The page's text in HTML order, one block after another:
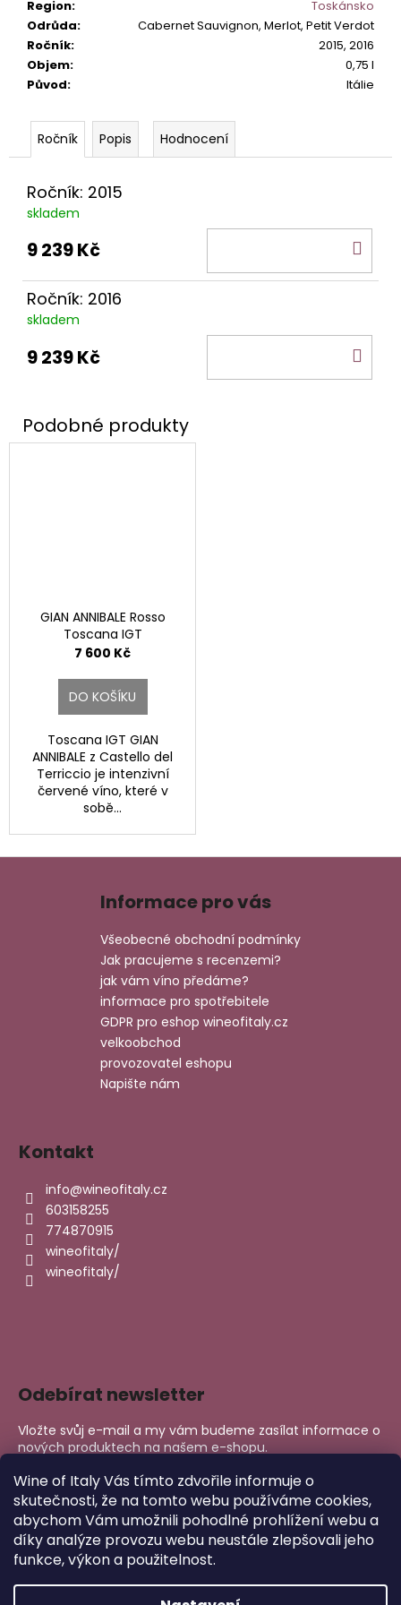
Wine of Italy Vás tímto zdvořile informuje o
skutečnosti, že na tomto webu používáme cookies,
abychom Vám umožnili pohodlné prohlížení webu a
díky analýze provozu webu neustále zlepšovali jeho
funkce, výkon a použitelnost.
Region:
Toskánsko
Odrůda:
Cabernet Sauvignon, Merlot, Petit Verdot
Ročník:
2015, 2016
Objem:
0,75 l
Původ: Itálie
Popis Hodnocení
Ročník: 2015
skladem
9 239 Kč
Ročník: 2016
skladem
9 239 Kč
GIAN ANNIBALE Rosso
Toscana IGT
7 600 Kč
DO KOŠÍKU
Toscana IGT GIAN
ANNIBALE z Castello del
Terriccio je intenzivní
červené víno, které v
sobě...
u
e
m
PINOT
LA
BASTARDA
IGT
242
Kč
Z
Informace pro vás
Všeobecné obchodní podmínky
Jak pracujeme s recenzemi?
jak vám víno předáme?
informace pro spotřebitele
GDPR pro eshop wineofitaly.cz
velkoobchod
provozovatel eshopu
Napište nám
Kontakt
info@wineofitaly.cz
603158255
774870915
wineofitaly/
wineofitaly/
Odebírat newsletter
Vložte svůj e-mail a my vám budeme zasílat informace o
nových produktech na našem e-shopu.
E-mail
PŘIHLÁSIT SE